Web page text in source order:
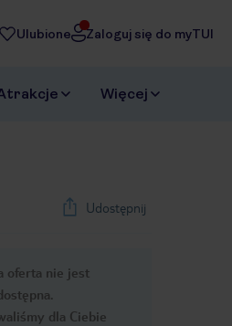
Ulubione Zaloguj się do myTUI
Więcej
Udostępnij
oferta nie jest
dla Ciebie